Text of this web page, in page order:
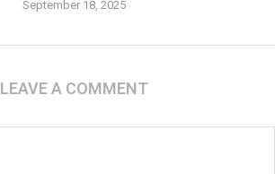
September 18, 2025
LEAVE A COMMENT